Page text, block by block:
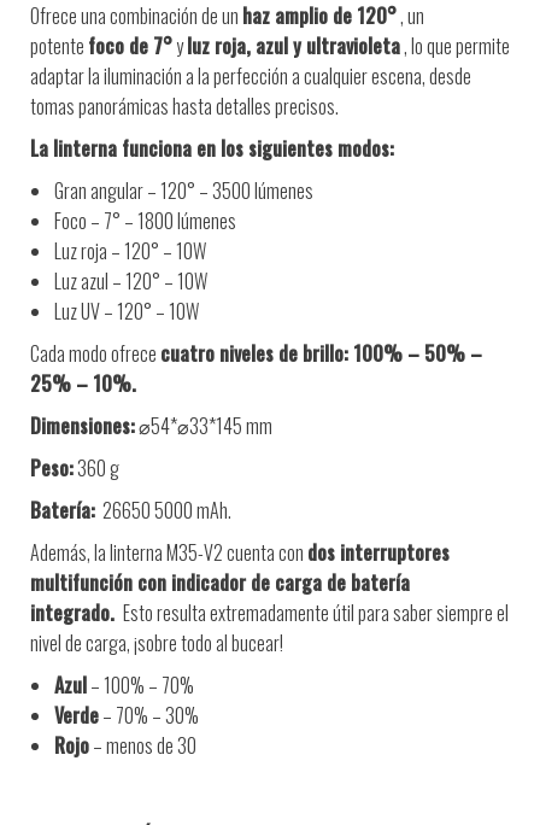
Ofrece una combinación de un haz amplio de 120°, un
potente foco de 7°yluz roja, azul y ultravioleta, lo que permite
adaptar la iluminación a la perfección a cualquier escena, desde
tomas panorámicas hasta detalles precisos.
La linterna funciona en los siguientes modos:
Gran angular – 120° – 3500 lúmenes
Foco – 7° – 1800 lúmenes
Luz roja – 120° – 10W
Luz azul – 120° – 10W
Luz UV – 120° – 10W
Cada modo ofrece cuatro niveles de brillo: 100% – 50% –
25% – 10%.
Dimensiones:⌀54*⌀33*145 mm
Peso:360 g
Batería: 26650 5000 mAh.
Además, la linterna M35-V2 cuenta con dos interruptores
multifunción con indicador de carga de batería
integrado. Esto resulta extremadamente útil para saber siempre el
nivel de carga, ¡sobre todo al bucear!
Azul– 100% – 70%
Verde– 70% – 30%
Rojo– menos de 30